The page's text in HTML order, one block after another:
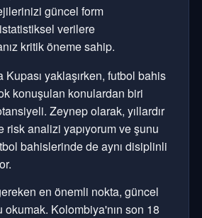
güncel form
verilere
kritik öneme sahip.
yaklaşırken, futbol bahis
konuşulan konulardan biri
Zeynep olarak, yıllardır
risk analizi yapıyorum ve şunu
bahislerinde de aynı disiplinli
en önemli nokta, güncel
Kolombiya'nın son 18